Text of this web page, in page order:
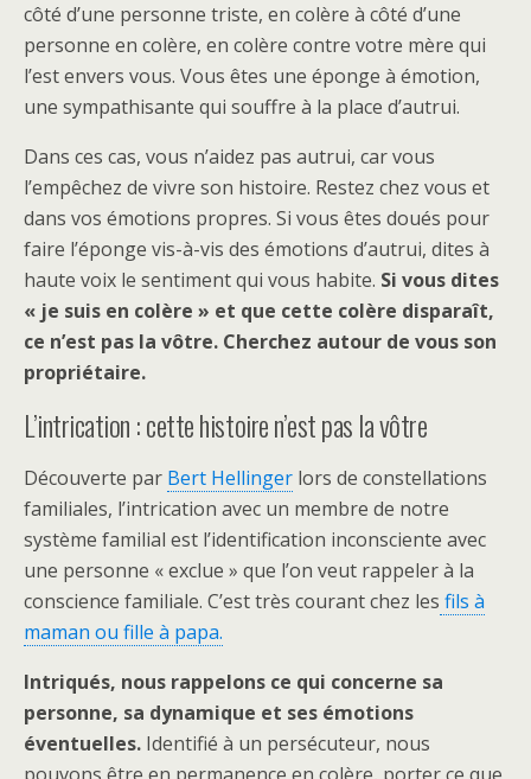
côté d’une personne triste, en colère à côté d’une
personne en colère, en colère contre votre mère qui
l’est envers vous. Vous êtes une éponge à émotion,
une sympathisante qui souffre à la place d’autrui.
Dans ces cas, vous n’aidez pas autrui, car vous
l’empêchez de vivre son histoire. Restez chez vous et
dans vos émotions propres. Si vous êtes doués pour
faire l’éponge vis-à-vis des émotions d’autrui, dites à
haute voix le sentiment qui vous habite. Si vous dites
« je suis en colère » et que cette colère disparaît,
ce n’est pas la vôtre. Cherchez autour de vous son
propriétaire.
L’intrication : cette histoire n’est pas la vôtre
Découverte par Bert Hellinger lors de constellations
familiales, l’intrication avec un membre de notre
système familial est l’identification inconsciente avec
une personne « exclue » que l’on veut rappeler à la
conscience familiale. C’est très courant chez les fils à
maman ou fille à papa.
Intriqués, nous rappelons ce qui concerne sa
personne, sa dynamique et ses émotions
éventuelles. Identifié à un persécuteur, nous